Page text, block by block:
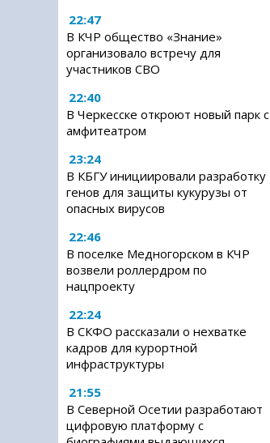
22:47
В КЧР общество «Знание»
организовало встречу для
участников СВО
22:40
В Черкесске откроют новый парк с
амфитеатром
23:24
В КБГУ инициировали разработку
генов для защиты кукурузы от
опасных вирусов
22:46
В поселке Медногорском в КЧР
возвели роллердром по
нацпроекту
22:24
В СКФО рассказали о нехватке
кадров для курортной
инфраструктуры
21:55
В Северной Осетии разработают
цифровую платформу с